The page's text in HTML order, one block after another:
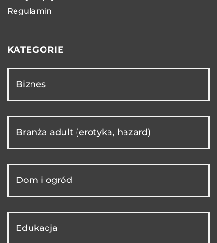
Regulamin
KATEGORIE
Biznes
Branża adult (erotyka, hazard)
Dom i ogród
Edukacja